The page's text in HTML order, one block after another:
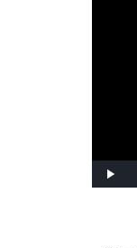
播
放